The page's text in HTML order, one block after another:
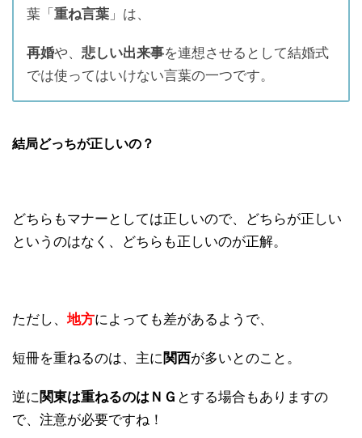
葉「 重ね言葉 」は、
再婚や、 悲しい出来事を連想させるとして結婚式
では使ってはいけない言葉の一つです。
結局どっちが正しいの？
どちらもマナーとしては正しいので、どちらが正しい
というのはなく、どちらも正しいのが正解。
ただし、 地方によっても差があるようで、
短冊を重ねるのは、主に関西が多いとのこと。
逆に関東は重ねるのはＮＧ とする場合もありますの
で、注意が必要ですね！